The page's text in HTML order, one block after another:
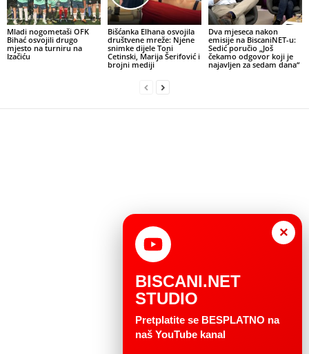
Mladi nogometaši OFK
Bihać osvojili drugo
mjesto na turniru na
Izačiću
Bišćanka Elhana osvojila
društvene mreže: Njene
snimke dijele Toni
Cetinski, Marija Šerifović i
brojni mediji
Dva mjeseca nakon
emisije na BiscaniNET-u:
Sedić poručio „Još
čekamo odgovor koji je
najavljen za sedam dana“
×
BISCANI.NET
STUDIO
Pretplatite se BESPLATNO na
naš YouTube kanal